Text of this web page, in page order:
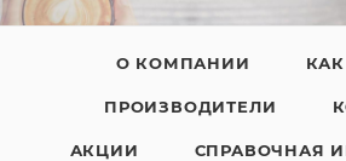
О КОМПАНИИ
ПРОИЗВОДИТЕЛИ
АКЦИИ СПРАВОЧНАЯ